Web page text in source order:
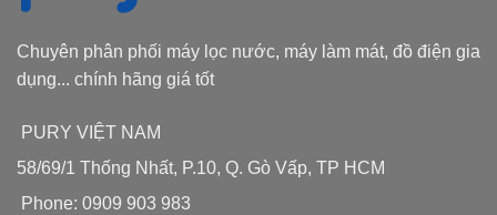
Chuyên phân phối máy lọc nước, máy làm mát, đồ điện gia
dụng... chính hãng giá tốt
PURY VIỆT NAM
58/69/1 Thống Nhất, P.10, Q. Gò Vấp, TP HCM
Phone: 0909 903 983